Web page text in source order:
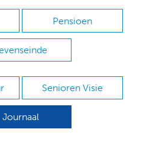
Pensioen
Senioren Visie
Journaal